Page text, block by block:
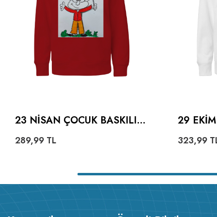
23 NISAN ÇOCUK BASKILI
HOODIE KAPÜŞONLU
289,99 TL
29
HOODIE
323,99